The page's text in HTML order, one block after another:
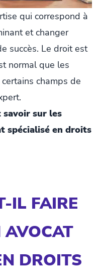
qui correspond à
et changer
succès. Le droit est
normal que les
champs de
savoir sur les
spécialisé en droits
IL FAIRE
DROITS